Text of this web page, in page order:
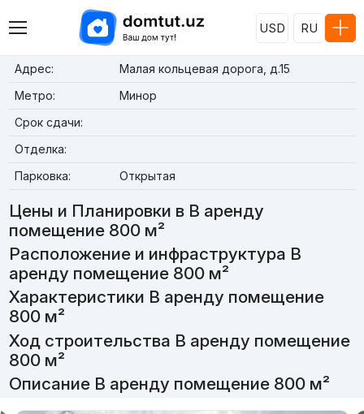
USD RU
Адрес:
Малая кольцевая дорога, д.15
Метро:
Минор
Срок сдачи:
Отделка:
Парковка:
Открытая
Цены и Планировки в В аренду
помещение 800 м²
Расположение и инфраструктура В
аренду помещение 800 м²
Характеристики В аренду помещение
800 м²
Ход строительства В аренду помещение
800 м²
Описание В аренду помещение 800 м²